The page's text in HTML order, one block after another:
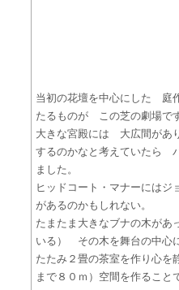
当初の花壇を中心にした 庭
たるものが この芝の劇場です
大きな宮殿には 大広間があ
するのかなと考えていたら
ました。
ヒッドコート・マナーには
があるのかもしれない。
たまたま大きなブナの木が
いる） その木を舞台の中心
たたみ２畳の茶室を作り心
まで８０ｍ）空間を作るこ